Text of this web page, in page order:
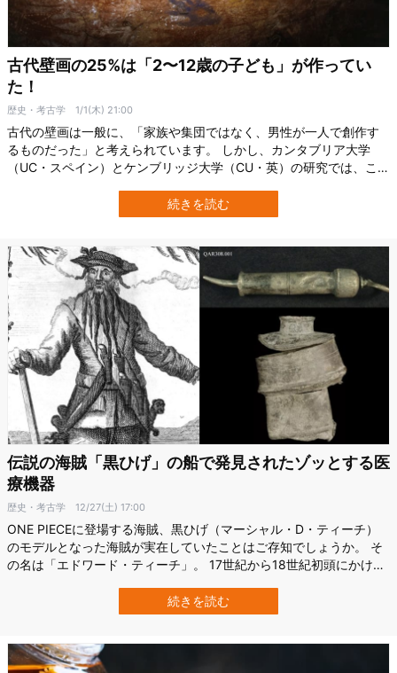
古代壁画の25%は「2〜12歳の子ども」が作ってい
た！
歴史・考古学 1/1(木) 21:00
古代の壁画は一般に、「家族や集団ではなく、男性が一人で創作す
るものだった」と考えられています。 しかし、カンタブリア大学
（UC・スペイン）とケンブリッジ大学（CU・英）の研究では、この
かっている旧石器時代の手型ステンシル750点を調べた結果、なんと
4分の1（25%）は子どもの手によるものだったのです。 これは古代
続きを読む
伝説の海賊「黒ひげ」の船で発見されたゾッとする医
療機器
歴史・考古学 12/27(土) 17:00
ONE PIECEに登場する海賊、黒ひげ（マーシャル・D・ティーチ）
のモデルとなった海賊が実在していたことはご存知でしょうか。 そ
の名は「エドワード・ティーチ」。 17世紀から18世紀初頭にかけ
す。 そんな黒ひげが乗っていた海賊船「アン女王の復讐号（Queen
Anne’s Revenge）」は、1996年に海底から発見され、…
続きを読む